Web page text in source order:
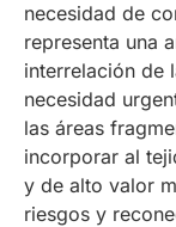
necesidad de
representa una
interrelación de
necesidad
las áreas
incorporar al
y de alto valor
riesgos y